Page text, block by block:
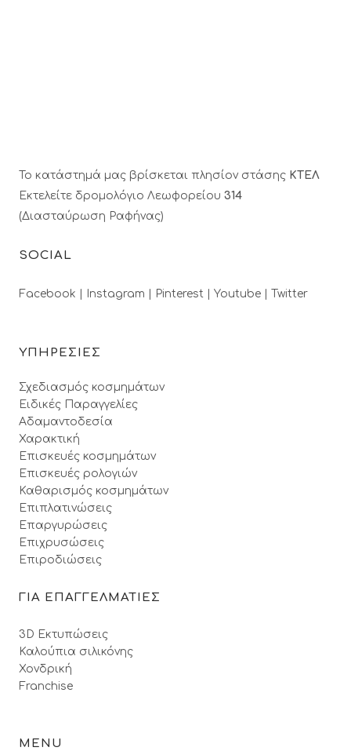
Το κατάστημά μας βρίσκεται πλησίον στάσης ΚΤΕΛ
Εκτελείτε δρομολόγιο Λεωφορείου 314
(Διασταύρωση Ραφήνας)
SOCIAL
Facebook | Instagram | Pinterest | Youtube | Twitter
ΥΠΗΡΕΣΙΕΣ
Σχεδιασμός κοσμημάτων
Ειδικές Παραγγελίες
Αδαμαντοδεσία
Χαρακτική
Επισκευές κοσμημάτων
Επισκευές ρολογιών
Καθαρισμός κοσμημάτων
Επιπλατινώσεις
Επαργυρώσεις
Επιχρυσώσεις
Επιροδιώσεις
ΓΙΑ ΕΠΑΓΓΕΛΜΑΤΙΕΣ
3D Εκτυπώσεις
Καλούπια σιλικόνης
Χονδρική
Franchise
MENU